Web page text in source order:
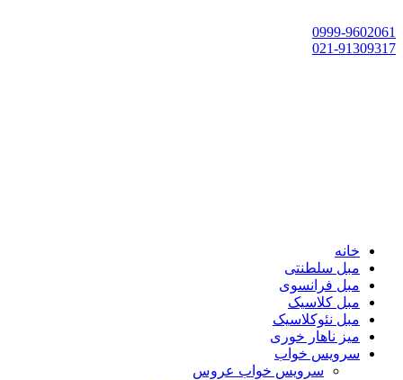
0999-9602061
021-91309317
خانه
مبل سلطنتی
مبل فرانسوی
مبل کلاسیک
مبل نئوکلاسیک
میز ناهار خوری
سرویس خواب
سرویس خواب عروس